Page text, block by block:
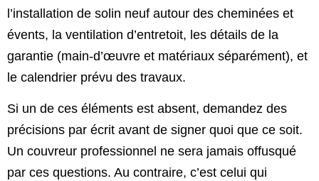
l’installation de solin neuf autour des cheminées et
évents, la ventilation d’entretoit, les détails de la
garantie (main-d’œuvre et matériaux séparément), et
le calendrier prévu des travaux.
Si un de ces éléments est absent, demandez des
précisions par écrit avant de signer quoi que ce soit.
Un couvreur professionnel ne sera jamais offusqué
par ces questions. Au contraire, c’est celui qui